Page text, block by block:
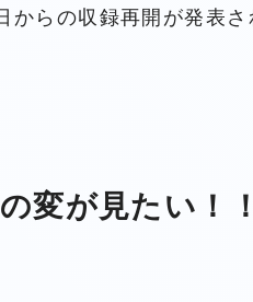
からの収録再開が発表
変が見たい！！